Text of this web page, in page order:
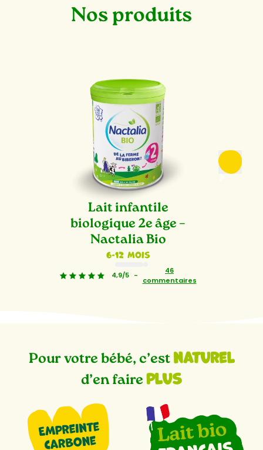
Nos produits
Lait infantile
biologique 2e âge –
Nactalia Bio
6-12 mois
4,9/5 -
46
commentaires
Pour votre bébé, c’est naturel
d’en faire plus